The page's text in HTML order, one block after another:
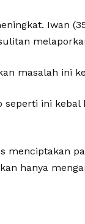
Iwan
masalah ini
seperti ini
menciptakan
hanya